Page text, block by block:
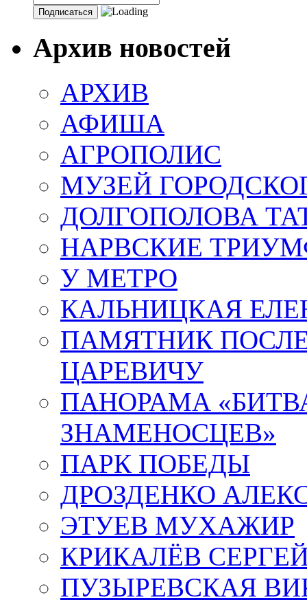
Архив новостей
АРХИВ
АФИША
АГРОПОЛИС
МУЗЕЙ
ДОЛГОПОЛОВА
НАРВСКИЕ
У МЕТРО
КАЛЬНИЦКАЯ
ПАМЯТНИК
ЦАРЕВИЧУ
ПАНОРАМА
ЗНАМЕНОСЦЕВ»
ПАРК ПОБЕДЫ
ДРОЗДЕНКО
ЭТУЕВ МУХАЖИР
КРИКАЛЁВ
ПУЗЫРЕВСКАЯ